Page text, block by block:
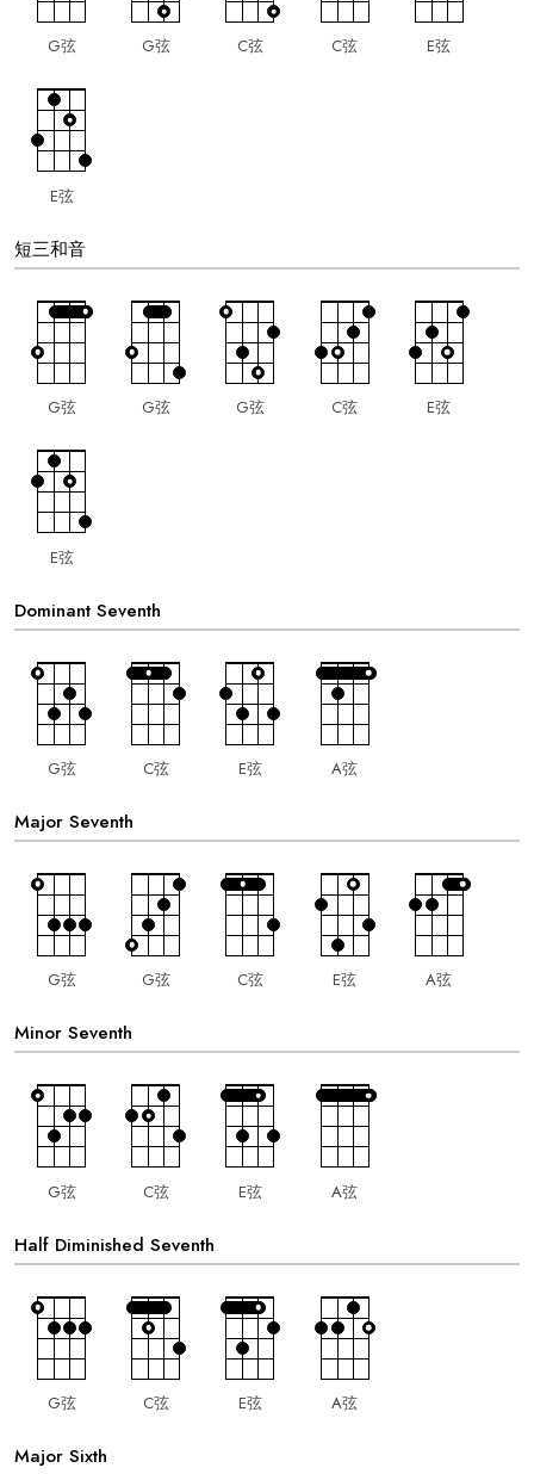
G弦 G弦 C弦 C弦 E弦
E弦
短三和音
G弦 G弦 G弦 C弦 E弦
E弦
Dominant Seventh
G弦 C弦 E弦 A弦
Major Seventh
G弦 G弦 C弦 E弦 A弦
Minor Seventh
G弦 C弦 E弦 A弦
Half Diminished Seventh
G弦 C弦 E弦 A弦
Major Sixth